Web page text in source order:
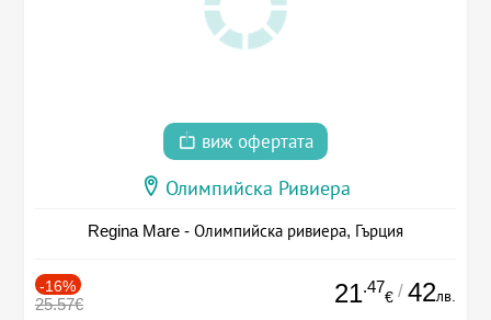
виж офертата
Олимпийска Ривиера
Regina Mare - Олимпийска ривиера, Гърция
-16%
25.57€ 21.47
€ / 42лв.